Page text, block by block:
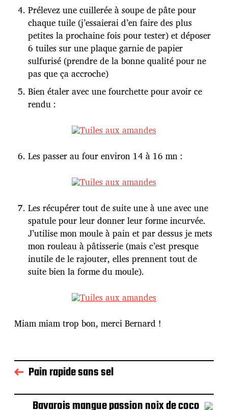
Prélevez une cuillerée à soupe de pâte pour
chaque tuile (j’essaierai d’en faire des plus
petites la prochaine fois pour tester) et déposer
6 tuiles sur une plaque garnie de papier
sulfurisé (prendre de la bonne qualité pour ne
pas que ça accroche)
Bien étaler avec une fourchette pour avoir ce
rendu :
Les passer au four environ 14 à 16 mn :
Les récupérer tout de suite une à une avec une
spatule pour leur donner leur forme incurvée.
J’utilise mon moule à pain et par dessus je mets
mon rouleau à pâtisserie (mais c’est presque
inutile de le rajouter, elles prennent tout de
suite bien la forme du moule).
Miam miam trop bon, merci Bernard !
Pain rapide sans sel
Bavarois mangue passion noix de coco